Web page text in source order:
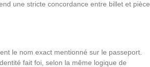
une stricte concordance entre billet et pièce
le nom exact mentionné sur le passeport.
fait foi, selon la même logique de